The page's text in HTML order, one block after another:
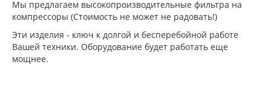
Мы предлагаем высокопроизводительные фильтра на
компрессоры (Стоимость не может не радовать!)
Эти изделия - ключ к долгой и бесперебойной работе
Вашей техники. Оборудование будет работать еще
мощнее.